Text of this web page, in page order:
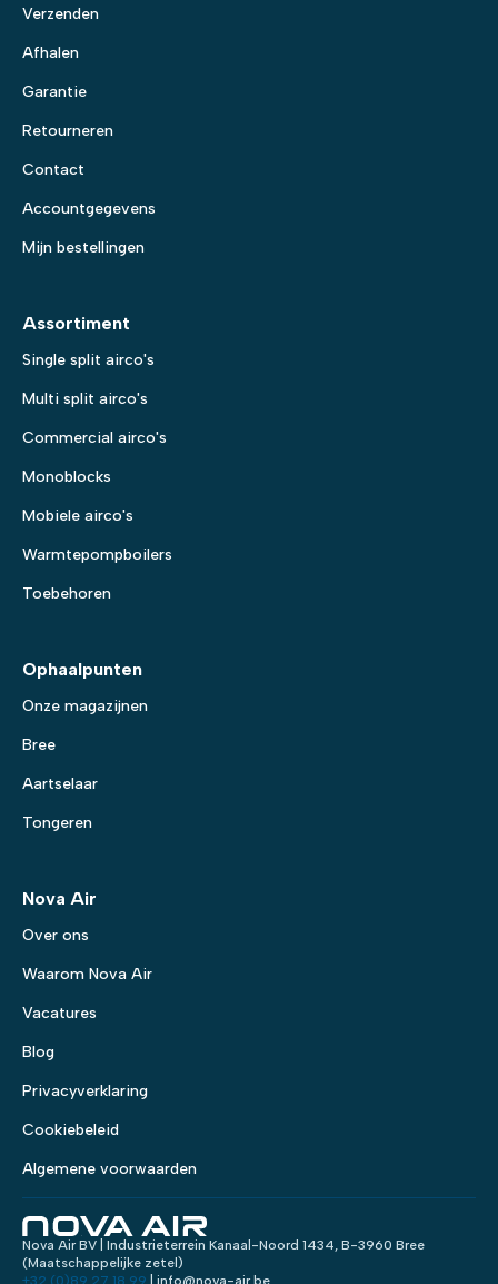
Verzenden
Afhalen
Garantie
Retourneren
Contact
Accountgegevens
Mijn bestellingen
Assortiment
Single split airco's
Multi split airco's
Commercial airco's
Monoblocks
Mobiele airco's
Warmtepompboilers
Toebehoren
Ophaalpunten
Onze magazijnen
Bree
Aartselaar
Tongeren
Nova Air
Over ons
Waarom Nova Air
Vacatures
Blog
Privacyverklaring
Cookiebeleid
Algemene voorwaarden
+32 (0)89 27 18 99 | info@nova-air.be
Nova Air BV | Industrieterrein Kanaal-Noord 1434, B-3960 Bree
(Maatschappelijke zetel)